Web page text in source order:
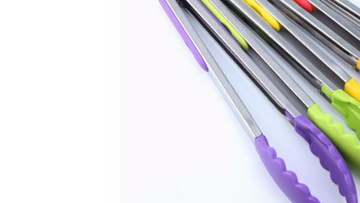
矽膠廚房餐飲